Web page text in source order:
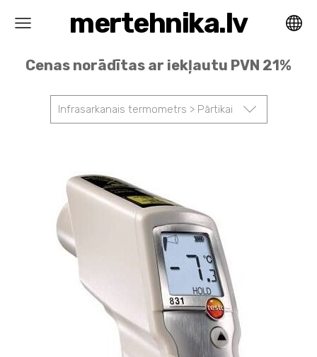
mertehnika.lv
Cenas norādītas ar iekļautu PVN 21%
Infrasarkanais termometrs > Pārtikai